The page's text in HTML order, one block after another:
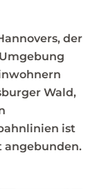
der
Wald,
ist
angebunden.